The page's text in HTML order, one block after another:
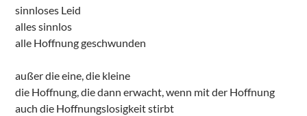
sinnloses Leid
alles sinnlos
alle Hoffnung geschwunden
außer die eine, die kleine
die Hoffnung, die dann erwacht, wenn mit der Hoffnung
auch die Hoffnungslosigkeit stirbt